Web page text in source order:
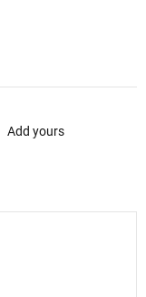
Add yours